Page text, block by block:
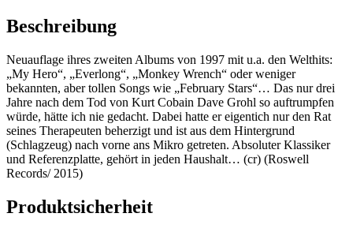
Beschreibung
Neuauflage ihres zweiten Albums von 1997 mit u.a. den Welthits:
„My Hero“, „Everlong“, „Monkey Wrench“ oder weniger
bekannten, aber tollen Songs wie „February Stars“… Das nur drei
Jahre nach dem Tod von Kurt Cobain Dave Grohl so auftrumpfen
würde, hätte ich nie gedacht. Dabei hatte er eigentich nur den Rat
seines Therapeuten beherzigt und ist aus dem Hintergrund
(Schlagzeug) nach vorne ans Mikro getreten. Absoluter Klassiker
und Referenzplatte, gehört in jeden Haushalt… (cr) (Roswell
Records/ 2015)
Produktsicherheit